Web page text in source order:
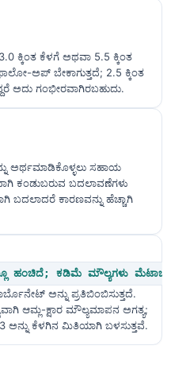
ಕ್ಕಿಂತ ಕೆಳಗೆ ಅಥವಾ 5.5 ಕ್ಕಿಂತ
ಅಪ್ ಬೇಕಾಗುತ್ತದೆ; 2.5 ಕ್ಕಿಂತ
ಅದು ಗಂಭೀರವಾಗಿರಬಹುದು.
ಅರ್ಥಮಾಡಿಕೊಳ್ಳಲು ಸಹಾಯ
ಕಂಡುಬರುವ ಬದಲಾವಣೆಗಳು
ಬದಲಾದರೆ ಕಾರಣವನ್ನು ಹೆಚ್ಚಾಗಿ
ಹಂಚಿದೆ; ಕಡಿಮೆ ಮೌಲ್ಯಗಳು
ಅನ್ನು ಪ್ರತಿಬಿಂಬಿಸುತ್ತದೆ.
ಆಮ್ಲ-ಕ್ಷಾರ ಮೌಲ್ಯಮಾಪನ ಅಗತ್ಯ;
ಅನ್ನು ಕೆಳಗಿನ ಮಿತಿಯಾಗಿ ಬಳಸುತ್ತವೆ.